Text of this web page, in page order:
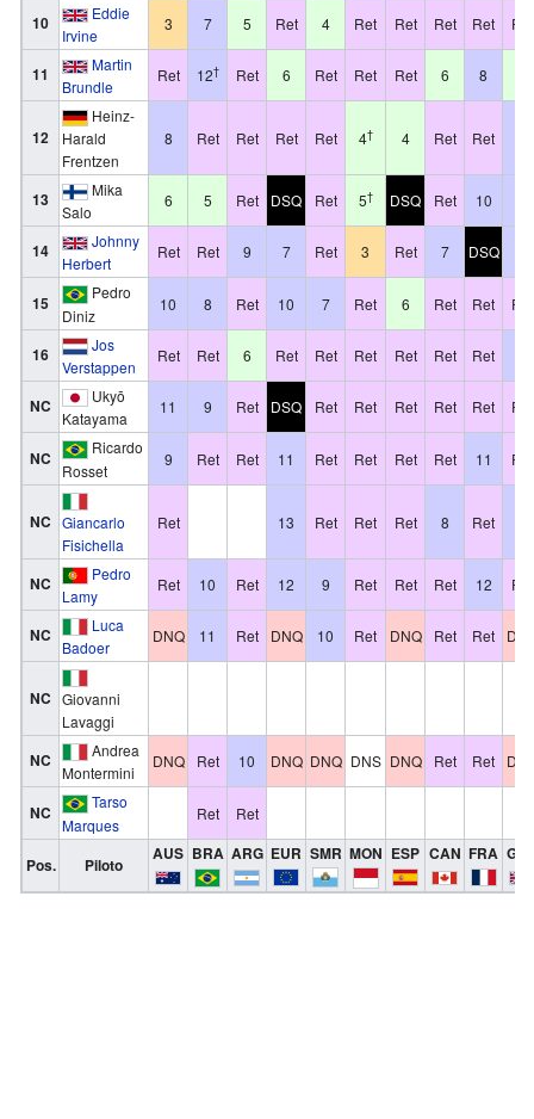
10
Eddie
Irvine
3 7 5 Ret 4 Ret Ret Ret Ret Ret
11
Martin
Brundle
Ret 12† Ret 6 Ret Ret Ret 6 8
12
Heinz-
Harald
Frentzen
8 Ret Ret Ret Ret 4† 4 Ret Ret
13
Mika
Salo
6 5 Ret DSQ Ret 5† DSQ Ret 10
14
Johnny
Herbert
Ret Ret 9 7 Ret 3 Ret 7 DSQ
15
Pedro
Diniz
10 8 Ret 10 7 Ret 6 Ret Ret Ret
16
Jos
Verstappen
Ret Ret 6 Ret Ret Ret Ret Ret Ret
NC
Ukyō
Katayama
11 9 Ret DSQ Ret Ret Ret Ret Ret Ret
NC
Ricardo
Rosset
9 Ret Ret 11 Ret Ret Ret Ret 11 Ret
NC
Giancarlo
Fisichella
Ret 13 Ret Ret Ret 8 Ret
NC
Pedro
Lamy
Ret 10 Ret 12 9 Ret Ret Ret 12 Ret
NC
Luca
Badoer
DNQ 11 Ret DNQ 10 Ret DNQ Ret Ret
NC
Giovanni
Lavaggi
NC
Andrea
Montermini
DNQ Ret 10 DNQ DNQ DNS DNQ Ret Ret
NC
Tarso
Marques
Ret Ret
Pos. Piloto
AUS BRA ARG EUR SMR MON ESP CAN FRA